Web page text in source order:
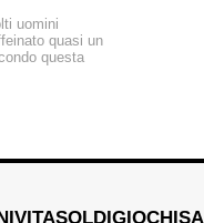
uomini
quasi un
questa
VITASOLDIGIOCHI